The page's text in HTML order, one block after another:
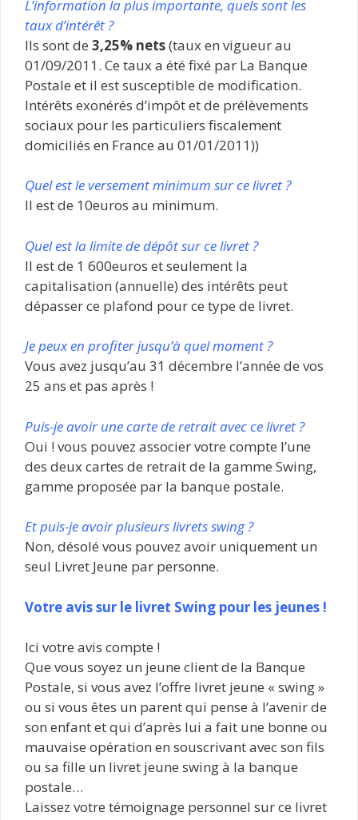
L’information la plus importante, quels sont les
taux d’intérêt ?
Ils sont de 3,25% nets(taux en vigueur au
01/09/2011. Ce taux a été fixé par La Banque
Postale et il est susceptible de modification.
Intérêts exonérés d’impôt et de prélèvements
sociaux pour les particuliers fiscalement
domiciliés en France au 01/01/2011))
Quel est le versement minimum sur ce livret ?
Il est de 10euros au minimum.
Quel est la limite de dépôt sur ce livret ?
Il est de 1 600euros et seulement la
capitalisation (annuelle) des intérêts peut
dépasser ce plafond pour ce type de livret.
Je peux en profiter jusqu’à quel moment ?
Vous avez jusqu’au 31 décembre l’année de vos
25 ans et pas après !
Puis-je avoir une carte de retrait avec ce livret ?
Oui ! vous pouvez associer votre compte l’une
des deux cartes de retrait de la gamme Swing,
gamme proposée par la banque postale.
Et puis-je avoir plusieurs livrets swing ?
Non, désolé vous pouvez avoir uniquement un
seul Livret Jeune par personne.
Votre avis sur le livret Swing pour les jeunes !
Ici votre avis compte !
Que vous soyez un jeune client de la Banque
Postale, si vous avez l’offre livret jeune « swing »
ou si vous êtes un parent qui pense à l’avenir de
son enfant et qui d’après lui a fait une bonne ou
mauvaise opération en souscrivant avec son fils
ou sa fille un livret jeune swing à la banque
postale…
Laissez votre témoignage personnel sur ce livret